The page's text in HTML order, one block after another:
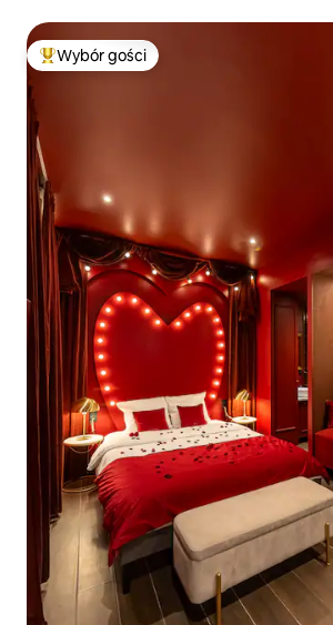
Najpopularniejsze z kategorii Wybór gości
Wybór gości